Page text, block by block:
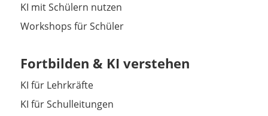
KI mit Schülern nutzen
Workshops für Schüler
Fortbilden & KI verstehen
KI für Lehrkräfte
KI für Schulleitungen